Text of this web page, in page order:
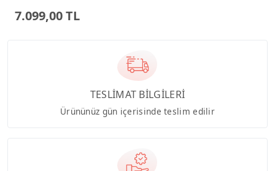
7.099,00 TL
TESLİMAT BİLGİLERİ
Ürününüz gün içerisinde teslim edilir